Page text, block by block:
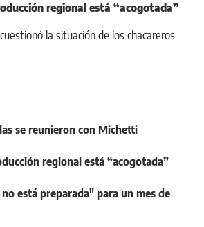
regional está “acogotada”
la situación de los chacareros
se reunieron con Michetti
regional está “acogotada”
está preparada" para un mes de